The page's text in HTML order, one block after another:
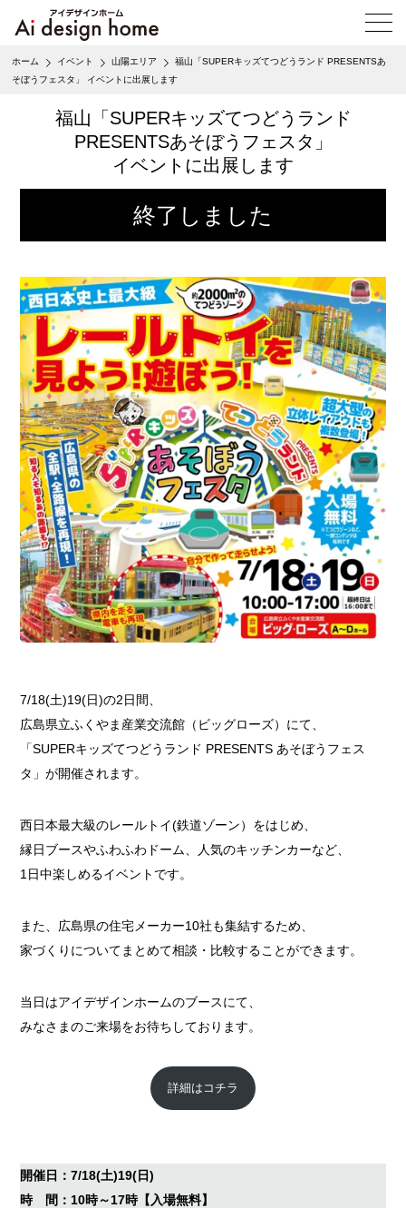
メ
ニ
ー
ホーム イベント 山陽エリア
福山「SUPERキッズてつどうランド PRESENTSあ
そぼうフェスタ」 イベントに出展します
福山「SUPERキッズてつどうランド
PRESENTSあそぼうフェスタ」
イベントに出展します
7/18(土)19(日)の2日間、
広島県立ふくやま産業交流館（ビッグローズ）にて、
「SUPERキッズてつどうランド PRESENTS あそぼうフェス
タ」が開催されます。
西日本最大級のレールトイ(鉄道ゾーン）をはじめ、
縁日ブースやふわふわドーム、人気のキッチンカーなど、
1日中楽しめるイベントです。
また、広島県の住宅メーカー10社も集結するため、
家づくりについてまとめて相談・比較することができます。
当日はアイデザインホームのブースにて、
みなさまのご来場をお待ちしております。
詳細はコチラ
開催日：7/18(土)19(日)
時 間：10時～17時【入場無料】